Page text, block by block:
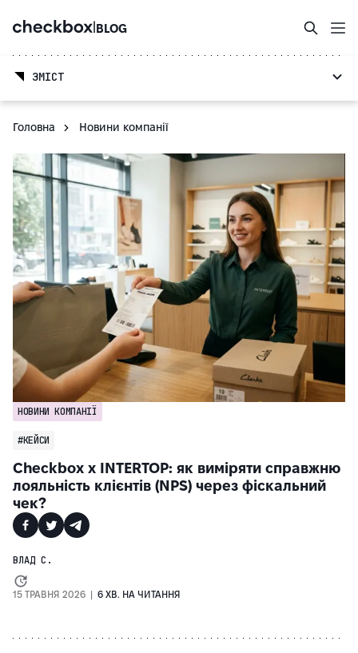
|BLOG
ЗМІСТ
Головна Новини компанії
НОВИНИ КОМПАНІЇ
#КЕЙСИ
Checkbox x INTERTOP: як виміряти справжню
лояльність клієнтів (NPS) через фіскальний
чек?
ВЛАД С.
15 ТРАВНЯ 2026 | 6 ХВ. НА ЧИТАННЯ